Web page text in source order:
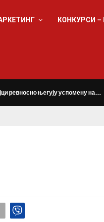
КОНКУРСИ
ревносно његују успомену на…